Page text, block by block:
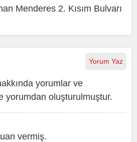
Menderes 2. Kısım Bulvarı
Yorum Yaz
yorumlar ve
yorumdan oluşturulmuştur.
vermiş.